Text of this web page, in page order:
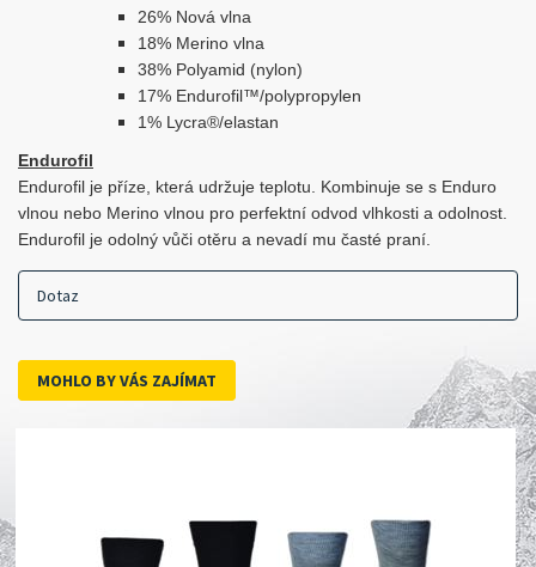
26% Nová vlna
18% Merino vlna
38% Polyamid (nylon)
17% Endurofil™/po­lypropylen
1% Lycra®/elastan
Endurofil
Endurofil je příze, která udržuje teplotu. Kombinuje se s Enduro
vlnou nebo Merino vlnou pro perfektní odvod vlhkosti a odolnost.
Endurofil je odolný vůči otěru a nevadí mu časté praní.
Dotaz
MOHLO BY VÁS ZAJÍMAT